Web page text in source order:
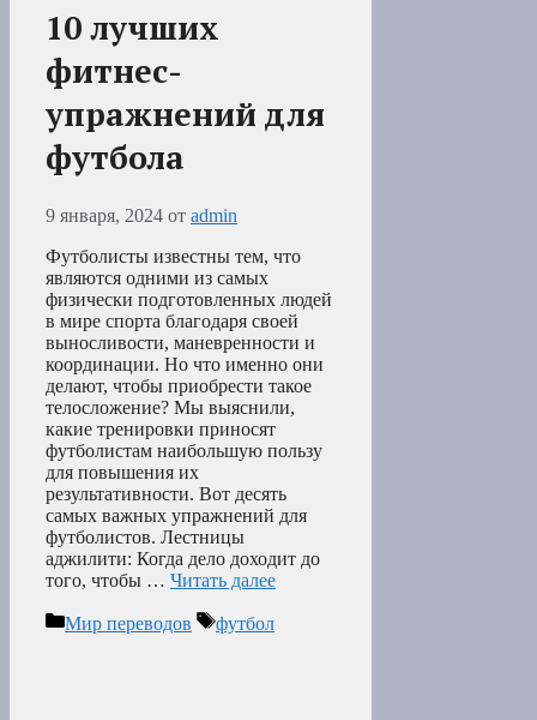
10 лучших
фитнес-
упражнений для
футбола
9 января, 2024 от admin
Футболисты известны тем, что
являются одними из самых
физически подготовленных людей
в мире спорта благодаря своей
выносливости, маневренности и
координации. Но что именно они
делают, чтобы приобрести такое
телосложение? Мы выяснили,
какие тренировки приносят
футболистам наибольшую пользу
для повышения их
результативности. Вот десять
самых важных упражнений для
футболистов. Лестницы
аджилити: Когда дело доходит до
того, чтобы … Читать далее
Рубрики
Мир переводов Метки
футбол